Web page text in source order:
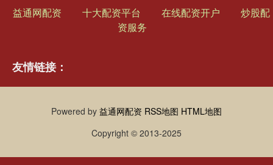
益通网配资 十大配资平台 在线配资开户
炒股配
资服务
友情链接：
Powered by 益通网配资 RSS地图 HTML地图
Copyright © 2013-2025